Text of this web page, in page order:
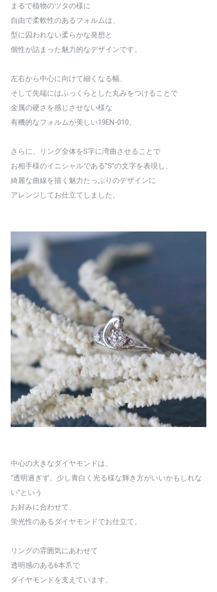
まるで植物のツタの様に
自由で柔軟性のあるフォルムは、
型に囚われない柔らかな発想と
個性が詰まった魅力的なデザインです。
左右から中心に向けて細くなる幅、
そして先端にはふっくらとした丸みをつけることで
金属の硬さを感じさせない様な
有機的なフォルムが美しい19EN-010。
さらに、リング全体をS字に湾曲させることで
お相手様のイニシャルである”S”の文字を表現し、
綺麗な曲線を描く魅力たっぷりのデザインに
アレンジしてお仕立てしました。
中心の大きなダイヤモンドは、
“透明過ぎず、少し青白く光る様な輝き方がいいかもしれな
い”という
お好みに合わせて、
蛍光性のあるダイヤモンドでお仕立て。
リングの雰囲気にあわせて
透明感のある6本爪で
ダイヤモンドを支えています。